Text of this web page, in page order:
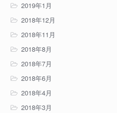
2019年1月
2018年12月
2018年11月
2018年8月
2018年7月
2018年6月
2018年4月
2018年3月